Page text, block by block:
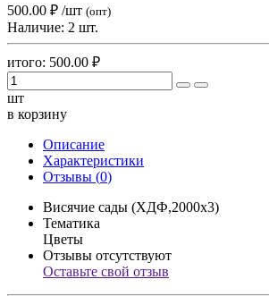
500.00 ₽ /шт (опт)
Наличие: 2 шт.
итого: 500.00 ₽
шт
в корзину
Описание
Характеристики
Отзывы (0)
Висячие сады (ХДФ,2000х3)
Тематика
Цветы
Отзывы отсутствуют
Оставьте свой отзыв